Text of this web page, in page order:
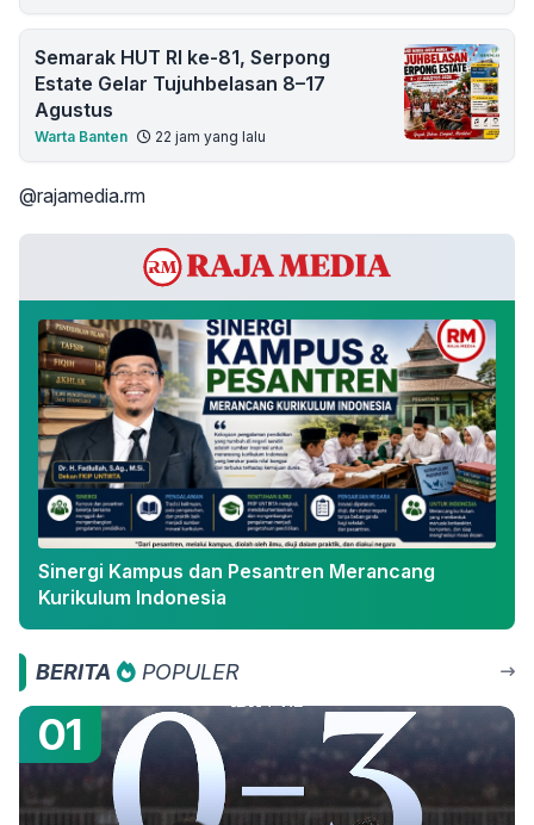
Semarak HUT RI ke-81, Serpong
Estate Gelar Tujuhbelasan 8–17
Agustus
Warta Banten 22 jam yang lalu
@rajamedia.rm
Sinergi Kampus dan Pesantren Merancang
Kurikulum Indonesia
BERITA POPULER
01